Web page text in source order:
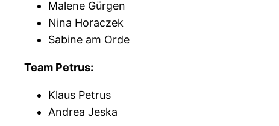
Malene Gürgen
Nina Horaczek
Sabine am Orde
Team Petrus:
Klaus Petrus
Andrea Jeska